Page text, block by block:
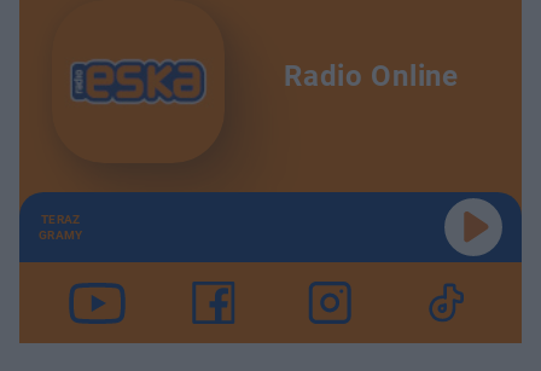
Radio Online
TERAZ
GRAMY